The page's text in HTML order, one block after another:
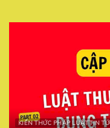
KIẾN THỨC PHÁP LUẬT TIN